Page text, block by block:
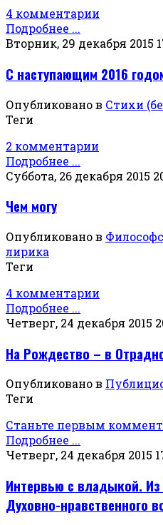
4 комментарии
Подробнее ...
Вторник, 29 декабря 2015
С наступающим 2016
Опубликовано в Стихи
Теги
2 комментарии
Подробнее ...
Суббота, 26 декабря 2015
Чем могу
Опубликовано в
лирика
Теги
4 комментарии
Подробнее ...
Четверг, 24 декабря 2015
На Рождество – в
Опубликовано в
Теги
Станьте первым
Подробнее ...
Четверг, 24 декабря 2015
Интервью с владыкой.
Духовно-нравственного